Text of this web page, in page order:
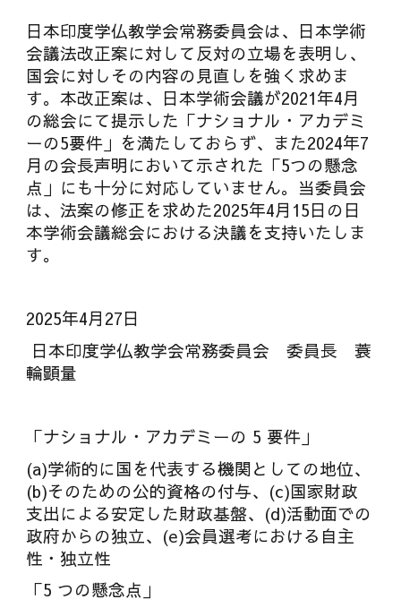
日本印度学仏教学会常務委員会は、日本学術
会議法改正案に対して反対の立場を表明し、
国会に対しその内容の見直しを強く求めま
す。本改正案は、日本学術会議が2021年4月
の総会にて提示した「ナショナル・アカデミ
ーの5要件」を満たしておらず、また2024年7
月の会長声明において示された「5つの懸念
点」にも十分に対応していません。当委員会
は、法案の修正を求めた2025年4月15日の日
本学術会議総会における決議を支持いたしま
す。
2025年4月27日
日本印度学仏教学会常務委員会 委員長 蓑
輪顕量
「ナショナル・アカデミーの 5 要件」
(a)学術的に国を代表する機関としての地位、
(b)そのための公的資格の付与、(c)国家財政
支出による安定した財政基盤、(d)活動面での
政府からの独立、(e)会員選考における自主
性・独立性
「5 つの懸念点」